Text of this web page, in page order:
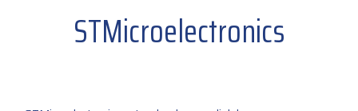
STMicroelectronics